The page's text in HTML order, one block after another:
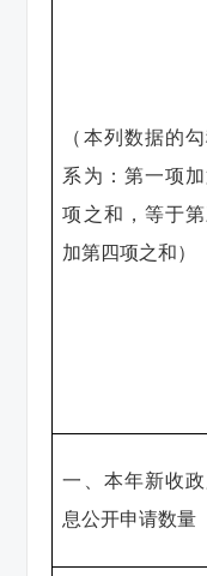
（本列数据的
系为：第一项加
项之和，等于
加第四项之和）
一、本年新收
息公开申请数量